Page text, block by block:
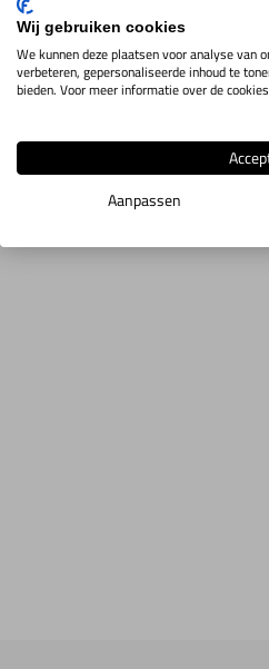
Wij gebruiken cookies
We kunnen deze plaatsen voor analyse van
verbeteren, gepersonaliseerde inhoud te
bieden. Voor meer informatie over de
Aanpassen